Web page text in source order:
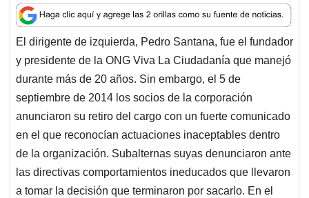
a
t
s
A
p
p
c
e
b
o
o
k
n
k
e
d
I
n
a
i
l
r
e
a
d
s
El dirigente de izquierda, Pedro Santana, fue el fundador
y presidente de la ONG Viva La Ciudadanía que manejó
durante más de 20 años. Sin embargo, el 5 de
septiembre de 2014 los socios de la corporación
anunciaron su retiro del cargo con un fuerte comunicado
en el que reconocían actuaciones inaceptables dentro
de la organización. Subalternas suyas denunciaron ante
las directivas comportamientos ineducados que llevaron
a tomar la decisión que terminaron por sacarlo. En el